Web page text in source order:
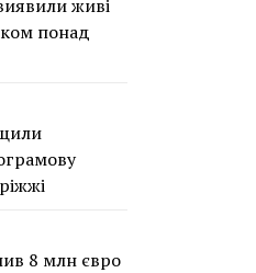
живі
понад
8 млн євро